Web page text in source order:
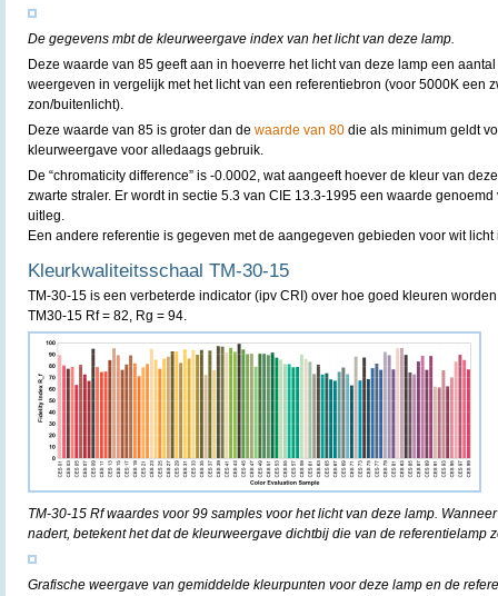
De gegevens mbt de kleurweergave index van het licht van deze lamp.
Deze waarde van 85 geeft aan in hoeverre het licht van deze lamp een
weergeven in vergelijk met het licht van een referentiebron (voor 5000K een
zon/buitenlicht).
Deze waarde van 85 is groter dan de waarde van 80 die als minimum geldt
kleurweergave voor alledaags gebruik.
De “chromaticity difference” is -0.0002, wat aangeeft hoever de kleur van
zwarte straler. Er wordt in sectie 5.3 van CIE 13.3-1995 een waarde
uitleg.
Een andere referentie is gegeven met de aangegeven gebieden voor wit
Kleurkwaliteitsschaal TM-30-15
TM-30-15 is een verbeterde indicator (ipv CRI) over hoe goed kleuren
TM30-15 Rf = 82, Rg = 94.
TM-30-15 Rf waardes voor 99 samples voor het licht van deze lamp.
nadert, betekent het dat de kleurweergave dichtbij die van de referentielamp
Grafische weergave van gemiddelde kleurpunten voor deze lamp en de